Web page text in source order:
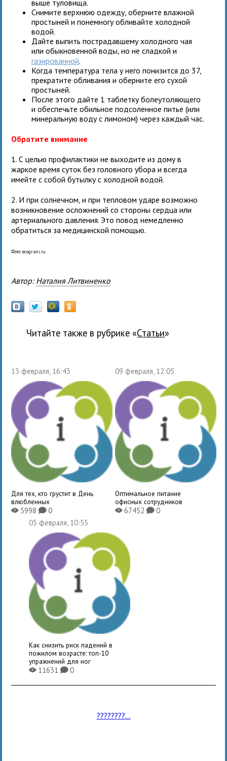
выше туловища.
Снимите верхнюю одежду, оберните влажной
простыней и понемногу обливайте холодной
водой.
Дайте выпить пострадавшему холодного чая
или обыкновенной воды, но не сладкой и
газированной.
Когда температура тела у него понизится до 37,
прекратите обливания и оберните его сухой
простыней.
После этого дайте 1 таблетку болеутоляющего
и обеспечьте обильное подсоленное питье (или
минеральную воду с лимоном) через каждый час.
Обратите внимание
1. С целью профилактики не выходите из дому в
жаркое время суток без головного убора и всегда
имейте с собой бутылку с холодной водой.
2. И при солнечном, и при тепловом ударе возможно
возникновение осложнений со стороны сердца или
артериального давления. Это повод немедленно
обратиться за медицинской помощью.
Фото: ecograni.ru
Автор: Наталия Литвиненко
Читайте также в рубрике « Статьи»
13 февраля, 16:43
Для тех, кто грустит в День
влюбленных
X5998K0
09 февраля, 12:05
Оптимальное питание
офисных сотрудников
X67452 K0
05 февраля, 10:55
Как снизить риск падений в
пожилом возрасте: топ-10
упражнений для ног
X11631K0
????????...